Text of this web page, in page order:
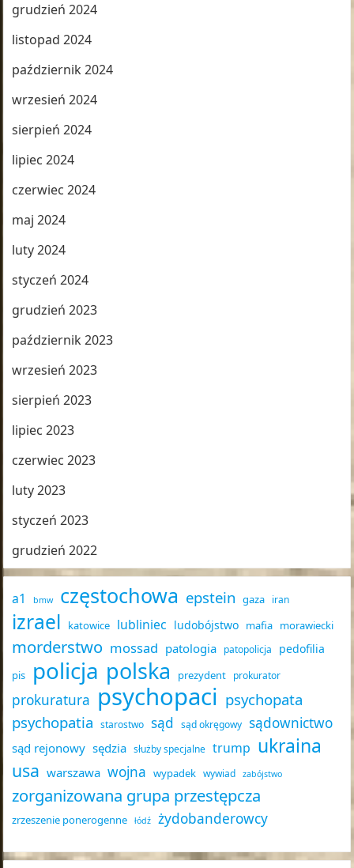
grudzień 2024
listopad 2024
październik 2024
wrzesień 2024
sierpień 2024
lipiec 2024
czerwiec 2024
maj 2024
luty 2024
styczeń 2024
grudzień 2023
październik 2023
wrzesień 2023
sierpień 2023
lipiec 2023
czerwiec 2023
luty 2023
styczeń 2023
grudzień 2022
a1 bmw częstochowa epstein gaza iran
izrael katowice lubliniec ludobójstwo mafia morawiecki
morderstwo mossad patologia patopolicja pedofilia
pis policja polska prezydent prokurator
prokuratura psychopaci psychopata
psychopatia
starostwo sąd sąd okręgowy sądownictwo
sąd rejonowy sędzia służby specjalne trump ukraina
usa warszawa wojna wypadek wywiad zabójstwo
zorganizowana grupa przestępcza
zrzeszenie ponerogenne łódź żydobanderowcy